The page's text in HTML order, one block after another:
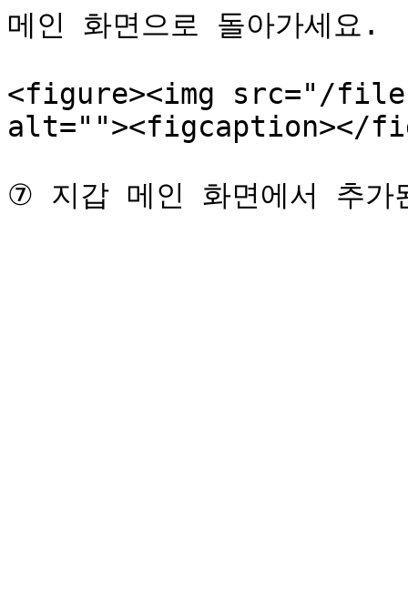
메인 화면으로 돌아가세요.
<figure><img src="/files/
alt=""><figcaption></